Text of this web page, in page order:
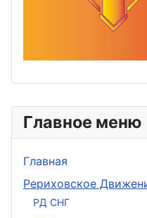
Главное меню
Главная
Рериховское
РД СНГ